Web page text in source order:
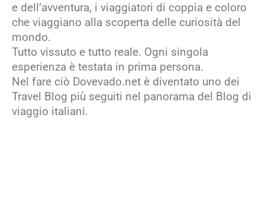
e dell’avventura, i viaggiatori di coppia e coloro
che viaggiano alla scoperta delle curiosità del
mondo.
Tutto vissuto e tutto reale. Ogni singola
esperienza è testata in prima persona.
Nel fare ciò Dovevado.net è diventato uno dei
Travel Blog più seguiti nel panorama del Blog di
viaggio italiani.